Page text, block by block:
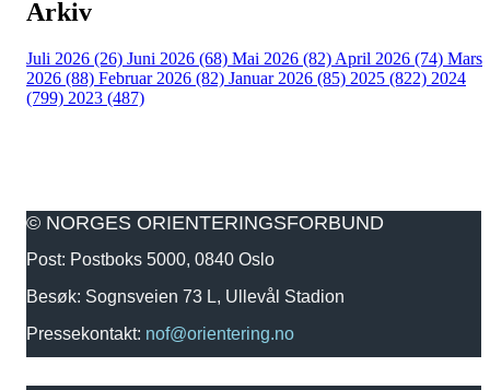
Arkiv
Juli 2026 (26) Juni 2026 (68) Mai 2026 (82) April 2026 (74) Mars
2026 (88) Februar 2026 (82) Januar 2026 (85) 2025 (822) 2024
(799) 2023 (487)
© NORGES ORIENTERINGSFORBUND
Post: Postboks 5000, 0840 Oslo
Besøk: Sognsveien 73 L, Ullevål Stadion
Pressekontakt: nof@orientering.no